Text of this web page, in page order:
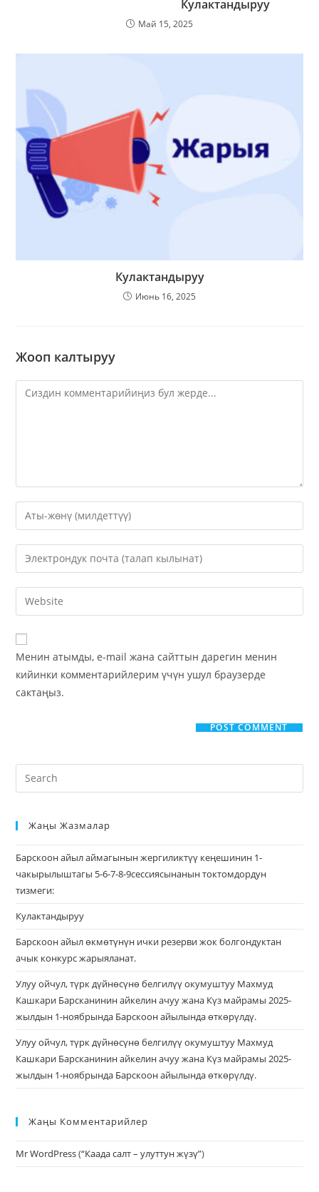
Кулактандыруу
Май 15, 2025
Кулактандыруу
Июнь 16, 2025
Жооп калтыруу
Менин атымды, e-mail жана сайттын дарегин менин
кийинки комментарийлерим үчүн ушул браузерде
сактаңыз.
Жаңы Жазмалар
Барскоон айыл аймагынын жергиликтүү кеңешинин 1-
чакырылыштагы 5-6-7-8-9сессиясынанын токтомдордун
тизмеги:
Кулактандыруу
Барскоон айыл өкмөтүнүн ички резерви жок болгондуктан
ачык конкурс жарыяланат.
Улуу ойчул, түрк дүйнөсүнө белгилүү окумуштуу Махмуд
Кашкари Барсканинин айкелин ачуу жана Күз майрамы 2025-
жылдын 1-ноябрында Барскоон айылында өткөрүлдү.
Улуу ойчул, түрк дүйнөсүнө белгилүү окумуштуу Махмуд
Кашкари Барсканинин айкелин ачуу жана Күз майрамы 2025-
жылдын 1-ноябрында Барскоон айылында өткөрүлдү.
Жаңы Комментарийлер
Mr WordPress(“Каада салт – улуттун жүзү”)